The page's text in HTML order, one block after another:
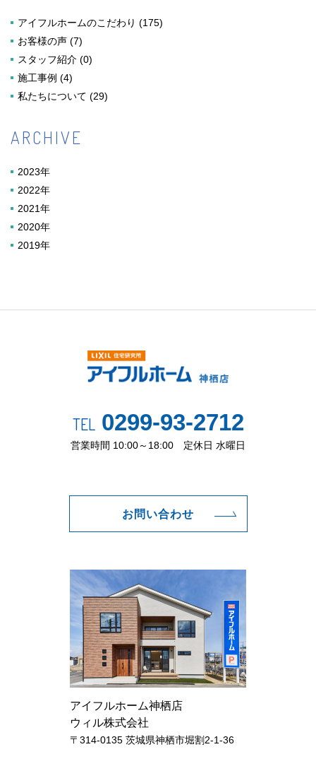
アイフルホームのこだわり (175)
お客様の声 (7)
スタッフ紹介 (0)
施工事例 (4)
私たちについて (29)
ARCHIVE
2023年
2022年
2021年
2020年
2019年
TEL0299-93-2712
営業時間 10:00～18:00 定休日 水曜日
お問い合わせ
アイフルホーム神栖店
ウィル株式会社
〒314-0135 茨城県神栖市堀割2-1-36